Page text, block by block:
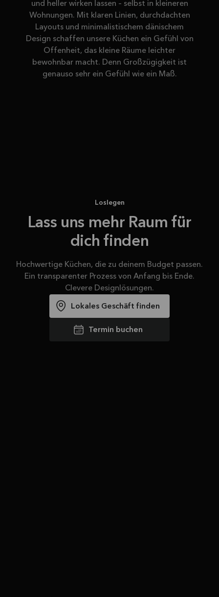
und heller wirken lassen – selbst in kleineren
Wohnungen. Mit klaren Linien, durchdachten
Layouts und minimalistischem dänischem
Design schaffen unsere Küchen ein Gefühl von
Offenheit, das kleine Räume leichter
bewohnbar macht. Denn Großzügigkeit ist
genauso sehr ein Gefühl wie ein Maß.
Loslegen
Lass uns mehr Raum für
dich finden
Hochwertige Küchen, die zu deinem Budget passen.
Ein transparenter Prozess von Anfang bis Ende.
Clevere Designlösungen.
Lokales Geschäft finden
Termin buchen